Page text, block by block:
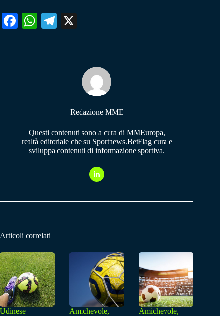
Fa W
pp
Te
m
Redazione MME
Questi contenuti sono a cura di MMEuropa,
realtà editoriale che su Sportnews.BetFlag cura e
sviluppa contenuti di informazione sportiva.
Articoli correlati
Udinese
Amichevole,
Amichevole,